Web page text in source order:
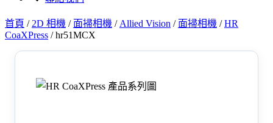
首頁 / 2D 相機 / 面掃相機 / Allied Vision / 面掃相機 /HR
CoaXPress /hr51MCX